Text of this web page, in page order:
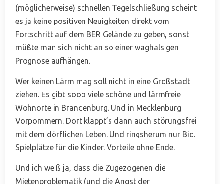
(möglicherweise) schnellen Tegelschließung scheint
es ja keine positiven Neuigkeiten direkt vom
Fortschritt auf dem BER Gelände zu geben, sonst
müßte man sich nicht an so einer waghalsigen
Prognose aufhängen.
Wer keinen Lärm mag soll nicht in eine Großstadt
ziehen. Es gibt sooo viele schöne und lärmfreie
Wohnorte in Brandenburg. Und in Mecklenburg
Vorpommern. Dort klappt’s dann auch störungsfrei
mit dem dörflichen Leben. Und ringsherum nur Bio.
Spielplätze für die Kinder. Vorteile ohne Ende.
Und ich weiß ja, dass die Zugezogenen die
Mietenproblematik (und die Angst der